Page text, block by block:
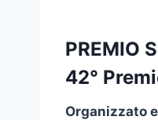
PREMIO
42°
Organizzato